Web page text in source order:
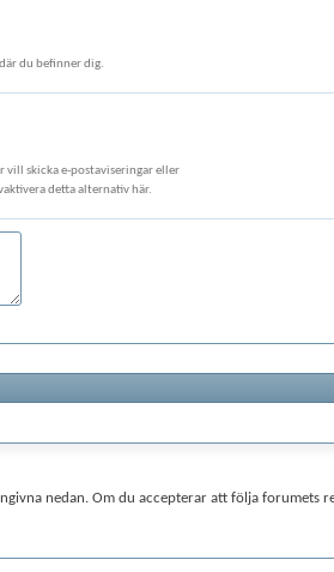
du befinner dig.
vill skicka e-postaviseringar eller
detta alternativ här.
nedan. Om du accepterar att följa forumets